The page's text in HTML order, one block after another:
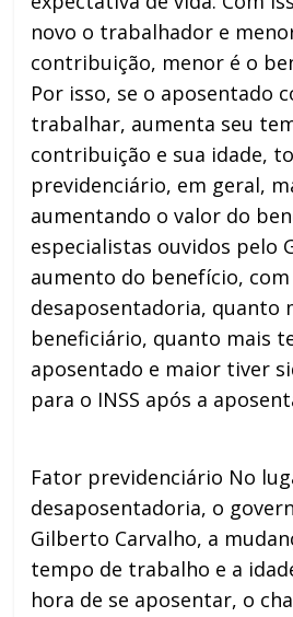
novo o trabalhador e
contribuição, menor é o
Por isso, se o aposentado
trabalhar, aumenta seu
contribuição e sua idade,
previdenciário, em geral,
aumentando o valor do
especialistas ouvidos pelo
aumento do benefício, com
desaposentadoria, quanto
beneficiário, quanto mais
aposentado e maior tiver
para o INSS após a
Fator previdenciário No
desaposentadoria, o
Gilberto Carvalho, a
tempo de trabalho e a
hora de se aposentar, o